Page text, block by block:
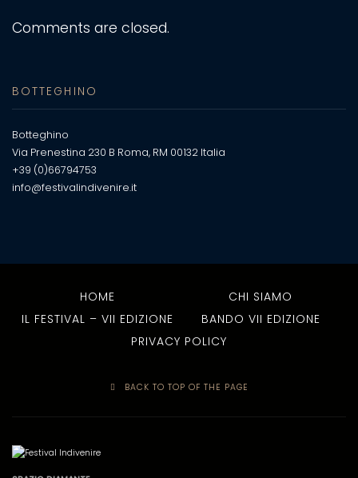
Comments are closed.
BOTTEGHINO
Botteghino
Via Prenestina 230 B Roma, RM 00132 Italia
+39 (0)66794753
info@festivalindivenire.it
HOME
CHI SIAMO
IL FESTIVAL – VII EDIZIONE
BANDO VII EDIZIONE
PRIVACY POLICY
BACK TO TOP OF THE PAGE